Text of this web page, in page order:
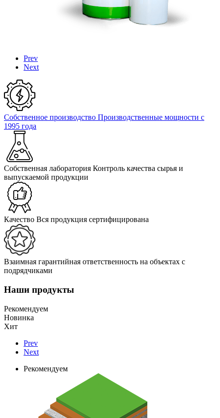
Prev
Next
Собственное производство Производственные мощности с
1995 года
Собственная лаборатория Контроль качества сырья и
выпускаемой продукции
Качество Вся продукция сертифицирована
Взаимная гарантийная ответственность на объектах с
подрядчиками
Наши продукты
Рекомендуем
Новинка
Хит
Prev
Next
Рекомендуем